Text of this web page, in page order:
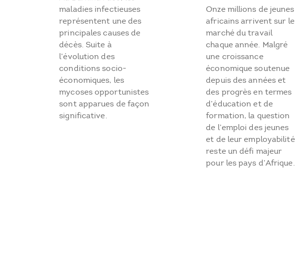
maladies infectieuses
représentent une des
principales causes de
décès. Suite à
l’évolution des
conditions socio-
économiques, les
mycoses opportunistes
sont apparues de façon
significative.
Onze millions de jeunes
africains arrivent sur le
marché du travail
chaque année. Malgré
une croissance
économique soutenue
depuis des années et
des progrès en termes
d’éducation et de
formation, la question
de l’emploi des jeunes
et de leur employabilité
reste un défi majeur
pour les pays d’Afrique.